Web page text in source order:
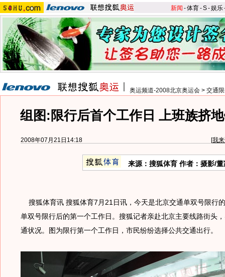
新闻 -体育-S-娱乐
奥运频道-2008北京奥运会 > 交通
组图:限行后首个工作日 上班族挤
2008年07月21日14:18 [我
来源：搜狐体育 作者：摄影/董
搜狐体育讯 搜狐体育7月21日讯，今天是北京交通单双号限行
单双号限行后的第一个工作日。搜狐记者亲赴北京主要线路街头
通状况。图为限行第一个工作日，市民纷纷选择公共交通出行。